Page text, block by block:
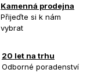
Kamenná prodejna
Přijeďte si k nám
vybrat
20 let na trhu
Odborné poradenství